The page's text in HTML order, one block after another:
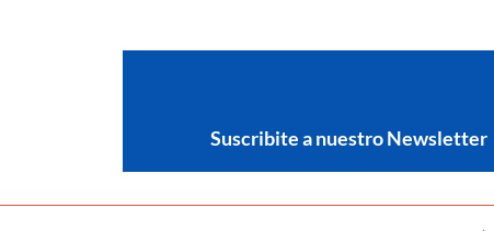
Suscribite a nuestro Newsletter